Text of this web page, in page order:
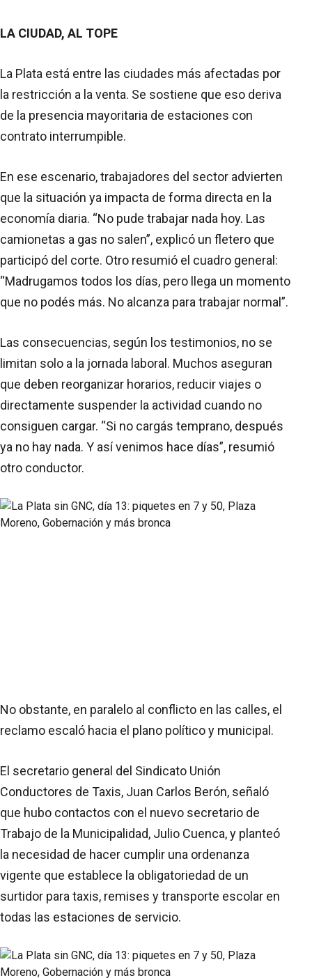
LA CIUDAD, AL TOPE
La Plata está entre las ciudades más afectadas por
la restricción a la venta. Se sostiene que eso deriva
de la presencia mayoritaria de estaciones con
contrato interrumpible.
En ese escenario, trabajadores del sector advierten
que la situación ya impacta de forma directa en la
economía diaria. “No pude trabajar nada hoy. Las
camionetas a gas no salen”, explicó un fletero que
participó del corte. Otro resumió el cuadro general:
“Madrugamos todos los días, pero llega un momento
que no podés más. No alcanza para trabajar normal”.
Las consecuencias, según los testimonios, no se
limitan solo a la jornada laboral. Muchos aseguran
que deben reorganizar horarios, reducir viajes o
directamente suspender la actividad cuando no
consiguen cargar. “Si no cargás temprano, después
ya no hay nada. Y así venimos hace días”, resumió
otro conductor.
No obstante, en paralelo al conflicto en las calles, el
reclamo escaló hacia el plano político y municipal.
El secretario general del Sindicato Unión
Conductores de Taxis, Juan Carlos Berón, señaló
que hubo contactos con el nuevo secretario de
Trabajo de la Municipalidad, Julio Cuenca, y planteó
la necesidad de hacer cumplir una ordenanza
vigente que establece la obligatoriedad de un
surtidor para taxis, remises y transporte escolar en
todas las estaciones de servicio.